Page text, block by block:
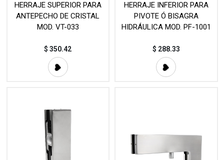
HERRAJE SUPERIOR PARA
ANTEPECHO DE CRISTAL
MOD. VT-033
$350.42
HERRAJE INFERIOR PARA
PIVOTE Ó BISAGRA
HIDRÁULICA MOD. PF-1001
$ 288.33